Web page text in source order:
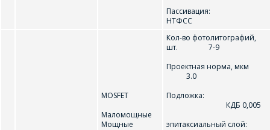
НТФСС
MOSFET
Маломощные
Мощные
Кол-во фотолитографий,
шт. 7-9
Проектная норма,
3.0
Подложка:
КДБ 0,005
эпитаксиальный слой:
интересующее Вас
сотрудники компании
вопросам стоимости
Фамилия Имя
Телефон*